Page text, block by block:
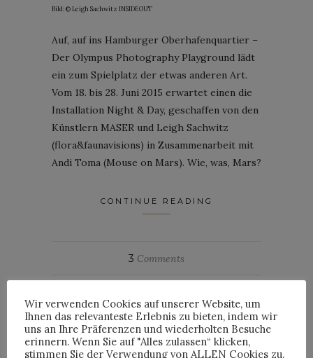
Bild:©Leigh Sachwitz INSIDEOUT
Auf, auf ins Hamburger Oberhafenquartier –
Der Olympus Photography Playground lädt
ein zum Spielplatz der etwas anderen Art.
Vom 18. bis 28. Juni 2015 erwartet einen die
Installation Night & Day, geschaffen von den
Künstlern MASER und Leigh Sachwitz
(flora&faunavisions) in Zusammenarbeit mit
Andi Toma (Mouse on Mars). Wie, was, Mars?
CONTINUE READING
3 Comments
Wir verwenden Cookies auf unserer Website, um
Ihnen das relevanteste Erlebnis zu bieten, indem wir
uns an Ihre Präferenzen und wiederholten Besuche
erinnern. Wenn Sie auf "Alles zulassen“ klicken,
stimmen Sie der Verwendung von ALLEN Cookies zu.